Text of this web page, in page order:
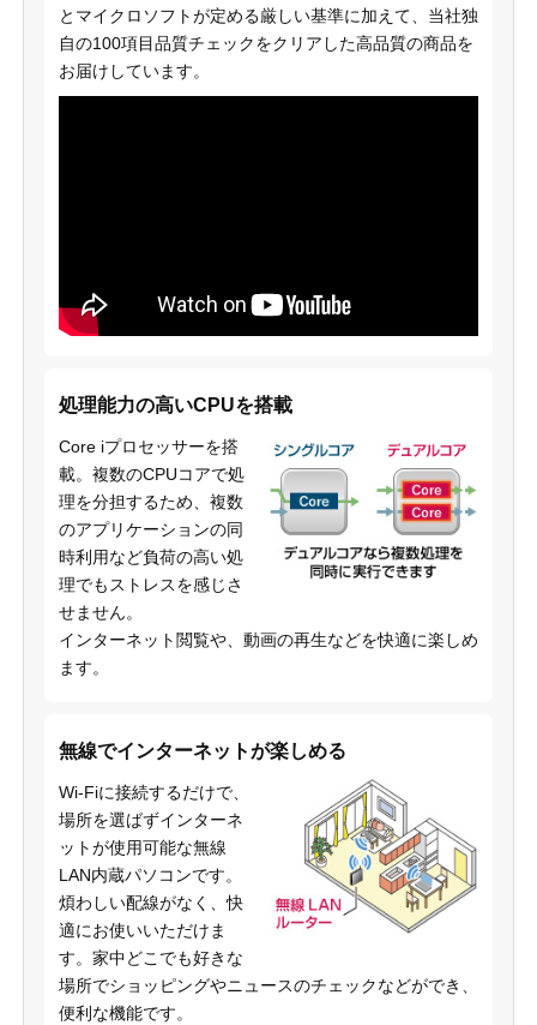
とマイクロソフトが定める厳しい基準に加えて、当社独
自の100項目品質チェックをクリアした高品質の商品を
お届けしています。
処理能力の高いCPUを搭載
Core iプロセッサーを搭
載。複数のCPUコアで処
理を分担するため、複数
のアプリケーションの同
時利用など負荷の高い処
理でもストレスを感じさ
せません。
インターネット閲覧や、動画の再生などを快適に楽しめ
ます。
無線でインターネットが楽しめる
Wi-Fiに接続するだけで、
場所を選ばずインターネ
ットが使用可能な無線
LAN内蔵パソコンです。
煩わしい配線がなく、快
適にお使いいただけま
す。家中どこでも好きな
場所でショッピングやニュースのチェックなどができ、
便利な機能です。